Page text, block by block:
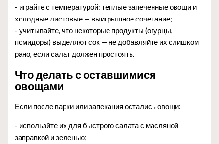
- играйте с температурой: теплые запеченные овощи и
холодные листовые — выигрышное сочетание;
- учитывайте, что некоторые продукты (огурцы,
помидоры) выделяют сок — не добавляйте их слишком
рано, если салат должен простоять.
Что делать с оставшимися
овощами
Если после варки или запекания остались овощи:
- использйте их для быстрого салата с масляной
заправкой и зеленью;